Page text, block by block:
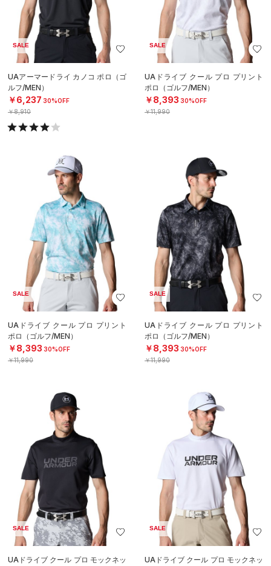
SALE
UAアーマードライ カノコ ポロ（ゴ
ルフ/MEN）
￥6,237 30%OFF
￥8,910
SALE
UAドライブ クール プロ プリント
ポロ（ゴルフ/MEN）
￥8,393 30%OFF
￥11,990
SALE
UAドライブ クール プロ プリント
ポロ（ゴルフ/MEN）
￥8,393 30%OFF
￥11,990
SALE
UAドライブ クール プロ プリント
ポロ（ゴルフ/MEN）
￥8,393 30%OFF
￥11,990
SALE
UAドライブ クール プロ モックネッ
SALE
UAドライブ クール プロ モックネッ